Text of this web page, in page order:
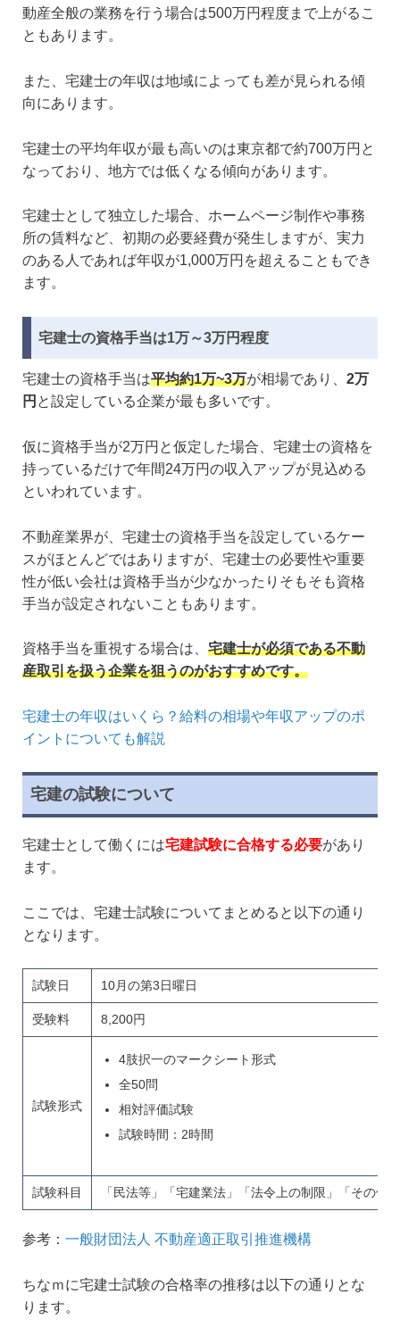
動産全般の業務を行う場合は500万円程度まで上がるこ
ともあります。
また、宅建士の年収は地域によっても差が見られる傾
向にあります。
宅建士の平均年収が最も高いのは東京都で約700万円と
なっており、地方では低くなる傾向があります。
宅建士として独立した場合、ホームページ制作や事務
所の賃料など、初期の必要経費が発生しますが、実力
のある人であれば年収が1,000万円を超えることもでき
ます。
宅建士の資格手当は1万～3万円程度
宅建士の資格手当は平均約1万~3万が相場であり、 2万
円 と設定している企業が最も多いです。
仮に資格手当が2万円と仮定した場合、宅建士の資格を
持っているだけで年間24万円の収入アップが見込める
といわれています。
不動産業界が、宅建士の資格手当を設定しているケー
スがほとんどではありますが、宅建士の必要性や重要
性が低い会社は資格手当が少なかったりそもそも資格
手当が設定されないこともあります。
資格手当を重視する場合は、 宅建士が必須である不動
産取引を扱う企業を狙うのがおすすめです。
宅建士の年収はいくら？給料の相場や年収アップのポ
イントについても解説
宅建の試験について
宅建士として働くには宅建試験に合格する必要があり
ます。
ここでは、宅建士試験についてまとめると以下の通り
となります。
試験日 10月の第3日曜日
受験料 8,200円
試験形式
4肢択一のマークシート形式
全50問
相対評価試験
試験時間：2時間
試験科目 「民法等」「宅建業法」「法令上の制限」「その他
参考： 一般財団法人 不動産適正取引推進機構
ちなｍに宅建士試験の合格率の推移は以下の通りとな
ります。